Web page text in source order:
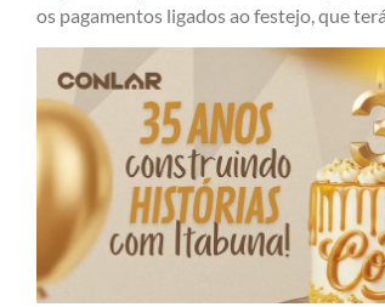
os pagamentos ligados ao festejo, que